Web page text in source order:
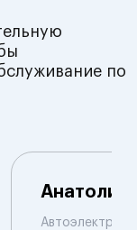
по
Анатолий
Автоэлектрик